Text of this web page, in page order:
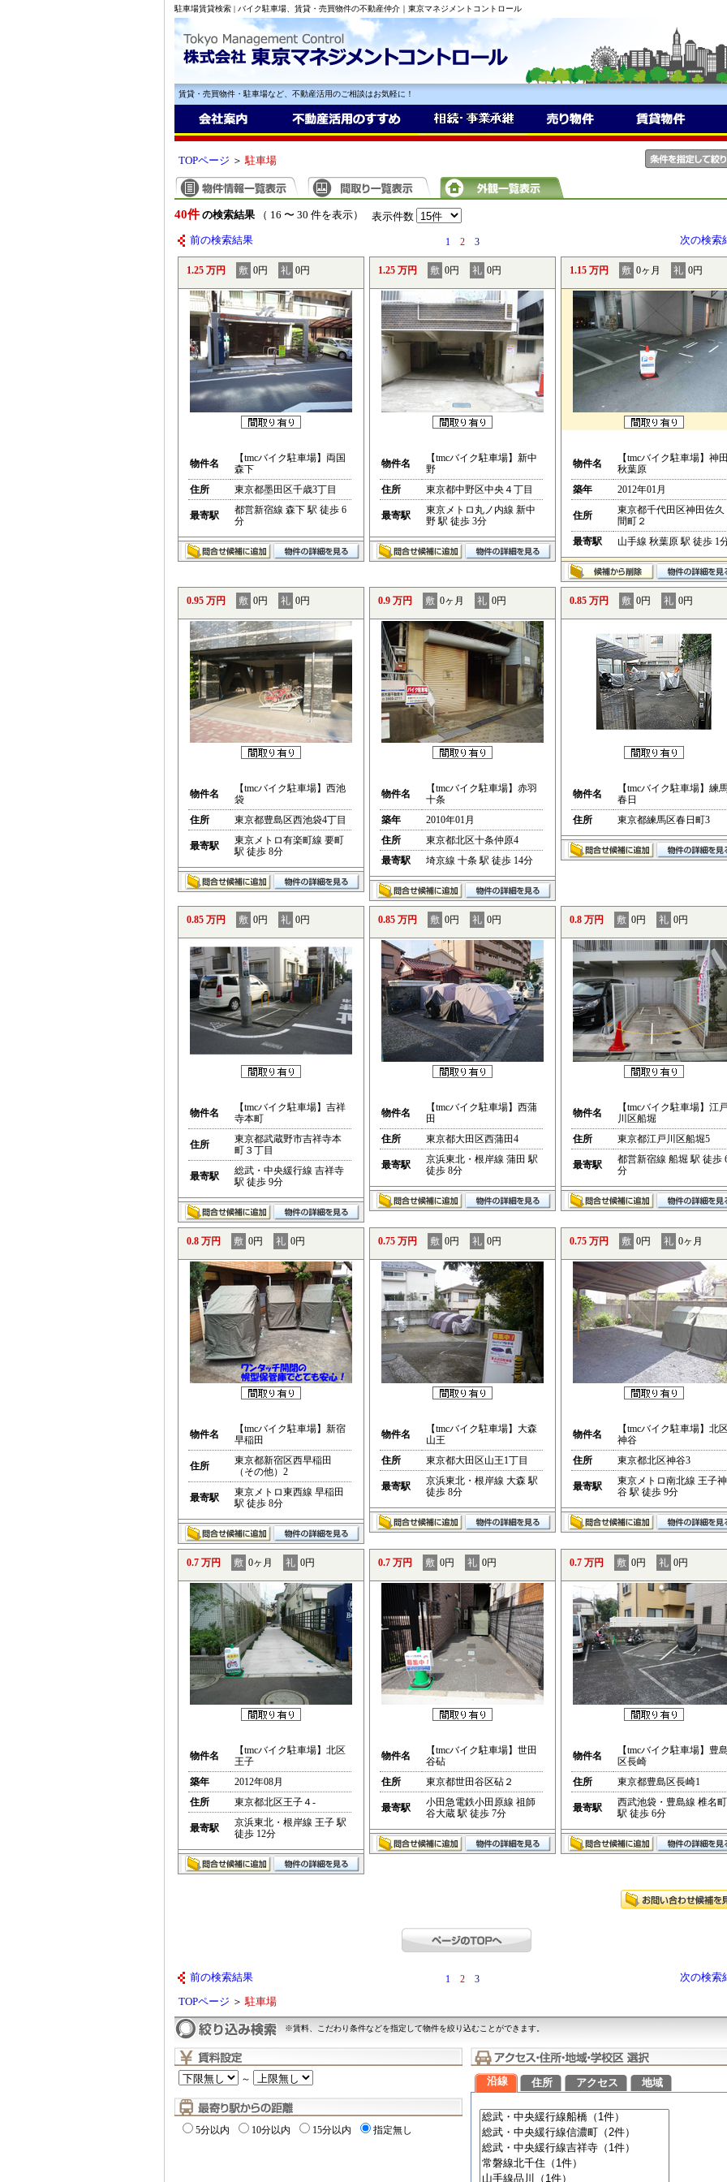
駐車場賃貸検索 | バイク駐車場、賃貸・売買物件の不動産仲介｜東京マネジメントコントロール
賃貸・売買物件・駐車場など、不動産活用のご相談はお気軽に！
TOPページ ＞駐車場
40件 の検索結果（ 16 〜 30 件を表示） 表示件数
前の検索結果 1 2 3 次の検索
1.25 万円 敷 0円 礼 0円
物件名
【tmcバイク駐車場】両国
森下
住所
東京都墨田区千歳3丁目
最寄駅
都営新宿線 森下 駅 徒歩 6
分
1.25 万円 敷 0円 礼 0円
物件名
【tmcバイク駐車場】新中
野
住所
東京都中野区中央４丁目
最寄駅
東京メトロ丸ノ内線 新中
野 駅 徒歩 3分
1.15 万円 敷 0ヶ月 礼 0円
物件名
【tmcバイク駐車場】神
秋葉原
築年
2012年01月
住所
東京都千代田区神田佐久
間町２
最寄駅
山手線 秋葉原 駅 徒歩 1
0.95 万円 敷 0円 礼 0円
物件名
【tmcバイク駐車場】西池
袋
住所
東京都豊島区西池袋4丁目
最寄駅
東京メトロ有楽町線 要町
駅 徒歩 8分
0.9 万円 敷 0ヶ月 礼 0円
物件名
【tmcバイク駐車場】赤羽
十条
築年
2010年01月
住所
東京都北区十条仲原4
最寄駅
埼京線 十条 駅 徒歩 14分
0.85 万円 敷 0円 礼 0円
物件名
【tmcバイク駐車場】練
春日
住所
東京都練馬区春日町3
0.85 万円 敷 0円 礼 0円
物件名
【tmcバイク駐車場】吉祥
寺本町
住所
東京都武蔵野市吉祥寺本
町３丁目
最寄駅
総武・中央緩行線 吉祥寺
駅 徒歩 9分
0.85 万円 敷 0円 礼 0円
物件名
【tmcバイク駐車場】西蒲
田
住所
東京都大田区西蒲田4
最寄駅
京浜東北・根岸線 蒲田 駅
徒歩 8分
0.8 万円 敷 0円 礼 0円
物件名
【tmcバイク駐車場】江
川区船堀
住所
東京都江戸川区船堀5
最寄駅
都営新宿線 船堀 駅 徒歩
分
0.8 万円 敷 0円 礼 0円
物件名
【tmcバイク駐車場】新宿
早稲田
住所
東京都新宿区西早稲田
（その他）2
最寄駅
東京メトロ東西線 早稲田
駅 徒歩 8分
0.75 万円 敷 0円 礼 0円
物件名
【tmcバイク駐車場】大森
山王
住所
東京都大田区山王1丁目
最寄駅
京浜東北・根岸線 大森 駅
徒歩 8分
0.75 万円 敷 0円 礼 0ヶ月
物件名
【tmcバイク駐車場】北
神谷
住所
東京都北区神谷3
最寄駅
東京メトロ南北線 王子神
谷 駅 徒歩 9分
0.7 万円 敷 0ヶ月 礼 0円
物件名
【tmcバイク駐車場】北区
王子
築年
2012年08月
住所
東京都北区王子４-
最寄駅
京浜東北・根岸線 王子 駅
徒歩 12分
0.7 万円 敷 0円 礼 0円
物件名
【tmcバイク駐車場】世田
谷砧
住所
東京都世田谷区砧２
最寄駅
小田急電鉄小田原線 祖師
谷大蔵 駅 徒歩 7分
0.7 万円 敷 0円 礼 0円
物件名
【tmcバイク駐車場】豊
区長崎
住所
東京都豊島区長崎1
最寄駅
西武池袋・豊島線 椎名町
駅 徒歩 6分
前の検索結果 1 2 3 次の検索
TOPページ ＞駐車場
※賃料、こだわり条件などを指定して物件を絞り込むことができます。
～
5分以内 10分以内 15分以内 指定無し
沿線 住所 アクセス 地域